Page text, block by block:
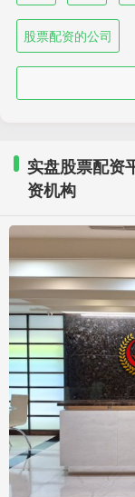
股票配资的公司
实盘股票配资
资机构